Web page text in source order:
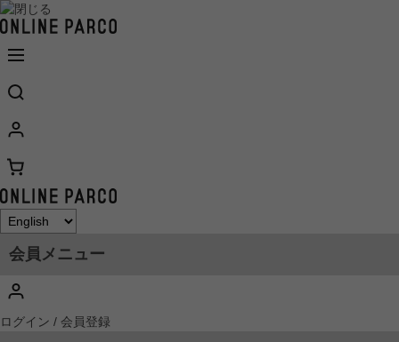
会員メニュー
ログイン / 会員登録